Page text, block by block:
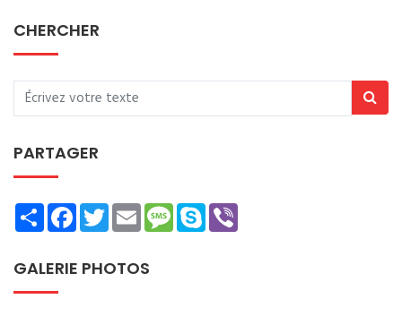
CHERCHER
PARTAGER
ShareFacebookTwitterEmailMessage
Skype
GALERIE PHOTOS